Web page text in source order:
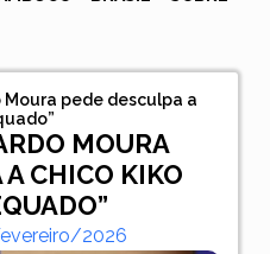
Moura pede desculpa a
MOURA
CHICO KIKO
2026